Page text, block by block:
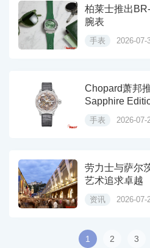
柏莱士推出
腕表
手表 2026-07-
Chopard萧邦
Sapphire
手表 2026-07-
劳力士与萨尔
艺术追求卓越
资讯 2026-07-
1 2 3